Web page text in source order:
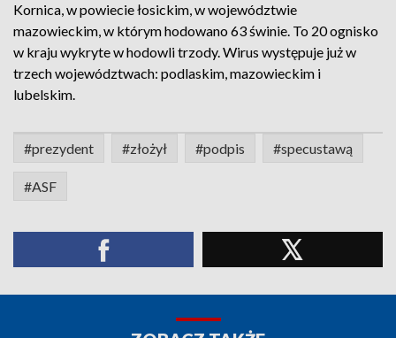
Kornica, w powiecie łosickim, w województwie
mazowieckim, w którym hodowano 63 świnie. To 20 ognisko
w kraju wykryte w hodowli trzody. Wirus występuje już w
trzech województwach: podlaskim, mazowieckim i
lubelskim.
#prezydent #złożył #podpis #specustawą
#ASF